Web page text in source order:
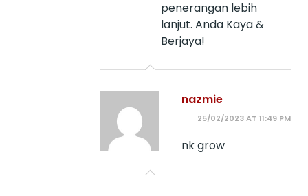
penerangan lebih
lanjut. Anda Kaya &
Berjaya!
nazmie
25/02/2023 AT 11:49 PM
nk grow